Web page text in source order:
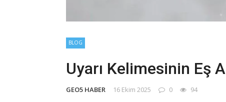
BLOG
Uyarı Kelimesinin Eş
GEO5 HABER 16 Ekim 2025 0 94